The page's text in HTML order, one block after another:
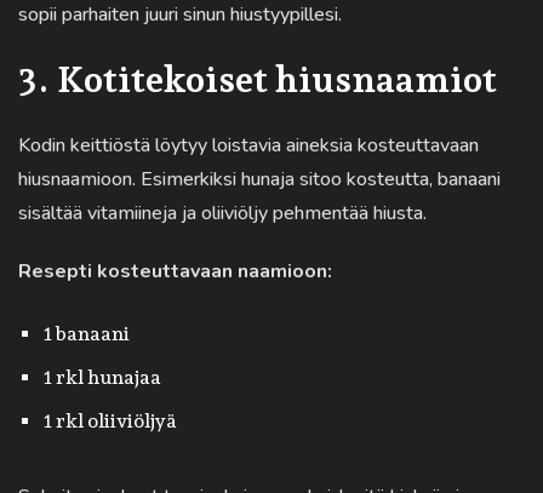
sopii parhaiten juuri sinun hiustyypillesi.
3. Kotitekoiset hiusnaamiot
Kodin keittiöstä löytyy loistavia aineksia kosteuttavaan
hiusnaamioon. Esimerkiksi hunaja sitoo kosteutta, banaani
sisältää vitamiineja ja oliiviöljy pehmentää hiusta.
Resepti kosteuttavaan naamioon:
1 banaani
1 rkl hunajaa
1 rkl oliiviöljyä